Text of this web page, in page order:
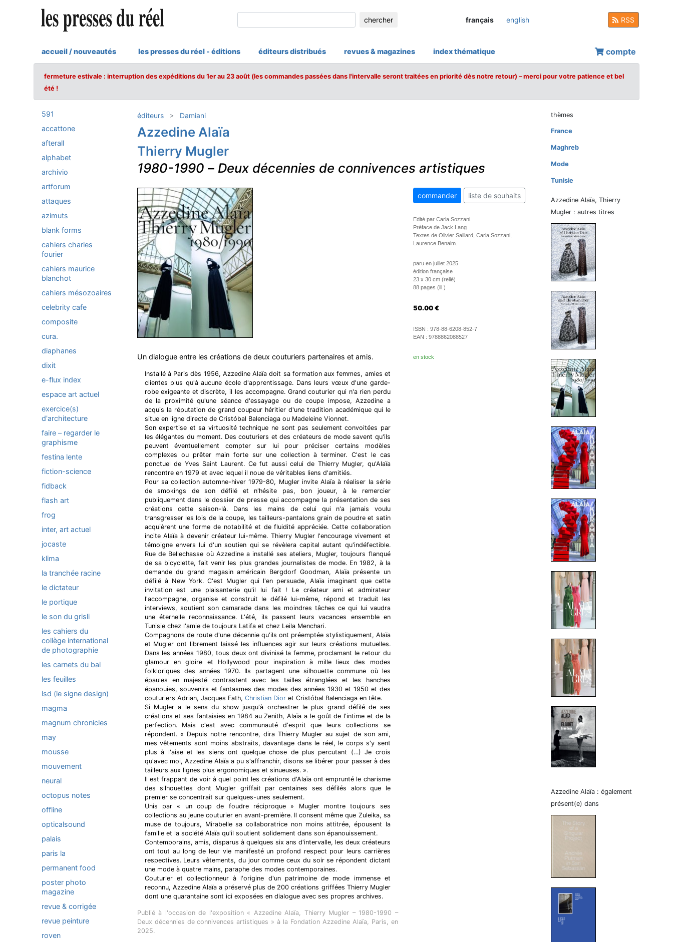
chercher français english RSS
accueil / nouveautés les presses du réel - éditions éditeurs distribués revues & magazines index thématique compte
fermeture estivale : interruption des expéditions du 1er au 23 août (les commandes passées dans l'intervalle seront traitées en priorité dès notre retour) – merci pour votre patience et bel
été !
591
accattone
afterall
alphabet
archivio
artforum
attaques
azimuts
blank forms
cahiers charles
fourier
cahiers maurice
blanchot
cahiers mésozoaires
celebrity cafe
composite
cura.
diaphanes
dixit
e-flux index
espace art actuel
exercice(s)
d'architecture
faire – regarder le
graphisme
festina lente
fiction-science
fidback
flash art
frog
inter, art actuel
jocaste
klima
la tranchée racine
le dictateur
le portique
le son du grisli
les cahiers du
collège international
de photographie
les carnets du bal
les feuilles
lsd (le signe design)
magma
magnum chronicles
may
mousse
mouvement
neural
octopus notes
offline
opticalsound
palais
paris la
permanent food
poster photo
magazine
revue & corrigée
revue peinture
roven
éditeurs Damiani
Azzedine Alaïa
Thierry Mugler
1980-1990 – Deux décennies de connivences artistiques
Un dialogue entre les créations de deux couturiers partenaires et amis.
Installé à Paris dès 1956, Azzedine Alaïa doit sa formation aux femmes, amies et
clientes plus qu'à aucune école d'apprentissage. Dans leurs vœux d'une garde-
robe exigeante et discrète, il les accompagne. Grand couturier qui n'a rien perdu
de la proximité qu'une séance d'essayage ou de coupe impose, Azzedine a
acquis la réputation de grand coupeur héritier d'une tradition académique qui le
situe en ligne directe de Cristóbal Balenciaga ou Madeleine Vionnet.
Son expertise et sa virtuosité technique ne sont pas seulement convoitées par
les élégantes du moment. Des couturiers et des créateurs de mode savent qu'ils
peuvent éventuellement compter sur lui pour préciser certains modèles
complexes ou prêter main forte sur une collection à terminer. C'est le cas
ponctuel de Yves Saint Laurent. Ce fut aussi celui de Thierry Mugler, qu'Alaïa
rencontre en 1979 et avec lequel il noue de véritables liens d'amitiés.
Pour sa collection automne-hiver 1979-80, Mugler invite Alaïa à réaliser la série
de smokings de son défilé et n'hésite pas, bon joueur, à le remercier
publiquement dans le dossier de presse qui accompagne la présentation de ses
créations cette saison-là. Dans les mains de celui qui n'a jamais voulu
transgresser les lois de la coupe, les tailleurs-pantalons grain de poudre et satin
acquièrent une forme de notabilité et de fluidité appréciée. Cette collaboration
incite Alaïa à devenir créateur lui-même. Thierry Mugler l'encourage vivement et
témoigne envers lui d'un soutien qui se révèlera capital autant qu'indéfectible.
Rue de Bellechasse où Azzedine a installé ses ateliers, Mugler, toujours flanqué
de sa bicyclette, fait venir les plus grandes journalistes de mode. En 1982, à la
demande du grand magasin américain Bergdorf Goodman, Alaïa présente un
défilé à New York. C'est Mugler qui l'en persuade, Alaïa imaginant que cette
invitation est une plaisanterie qu'il lui fait ! Le créateur ami et admirateur
l'accompagne, organise et construit le défilé lui-même, répond et traduit les
interviews, soutient son camarade dans les moindres tâches ce qui lui vaudra
une éternelle reconnaissance. L'été, ils passent leurs vacances ensemble en
Tunisie chez l'amie de toujours Latifa et chez Leila Menchari.
Compagnons de route d'une décennie qu'ils ont préemptée stylistiquement, Alaïa
et Mugler ont librement laissé les influences agir sur leurs créations mutuelles.
Dans les années 1980, tous deux ont divinisé la femme, proclamant le retour du
glamour en gloire et Hollywood pour inspiration à mille lieux des modes
folkloriques des années 1970. Ils partagent une silhouette commune où les
épaules en majesté contrastent avec les tailles étranglées et les hanches
épanouies, souvenirs et fantasmes des modes des années 1930 et 1950 et des
couturiers Adrian, Jacques Fath, Christian Dioret Cristóbal Balenciaga en tête.
Si Mugler a le sens du show jusqu'à orchestrer le plus grand défilé de ses
créations et ses fantaisies en 1984 au Zenith, Alaïa a le goût de l'intime et de la
perfection. Mais c'est avec communauté d'esprit que leurs collections se
répondent. « Depuis notre rencontre, dira Thierry Mugler au sujet de son ami,
mes vêtements sont moins abstraits, davantage dans le réel, le corps s'y sent
plus à l'aise et les siens ont quelque chose de plus percutant (…) Je crois
qu'avec moi, Azzedine Alaïa a pu s'affranchir, disons se libérer pour passer à des
tailleurs aux lignes plus ergonomiques et sinueuses. ».
Il est frappant de voir à quel point les créations d'Alaïa ont emprunté le charisme
des silhouettes dont Mugler griffait par centaines ses défilés alors que le
premier se concentrait sur quelques-unes seulement.
Unis par « un coup de foudre réciproque » Mugler montre toujours ses
collections au jeune couturier en avant-première. Il consent même que Zuleika, sa
muse de toujours, Mirabelle sa collaboratrice non moins attitrée, épousent la
famille et la société Alaïa qu'il soutient solidement dans son épanouissement.
Contemporains, amis, disparus à quelques six ans d'intervalle, les deux créateurs
ont tout au long de leur vie manifesté un profond respect pour leurs carrières
respectives. Leurs vêtements, du jour comme ceux du soir se répondent dictant
une mode à quatre mains, paraphe des modes contemporaines.
Couturier et collectionneur à l'origine d'un patrimoine de mode immense et
reconnu, Azzedine Alaïa a préservé plus de 200 créations griffées Thierry Mugler
dont une quarantaine sont ici exposées en dialogue avec ses propres archives.
Publié à l'occasion de l'exposition « Azzedine Alaïa, Thierry Mugler – 1980-1990 –
Deux décennies de connivences artistiques » à la Fondation Azzedine Alaïa, Paris, en
2025.
commander liste de souhaits
Edité par Carla Sozzani.
Préface de Jack Lang.
Textes de Olivier Saillard, Carla Sozzani,
Laurence Benaim.
paru en juillet 2025
édition française
23 x 30 cm (relié)
88 pages (ill.)
50.00 €
ISBN : 978-88-6208-852-7
EAN : 9788862088527
en stock
thèmes
France
Maghreb
Mode
Tunisie
Azzedine Alaïa, Thierry
Mugler : autres titres
Azzedine Alaïa : également
présent(e) dans